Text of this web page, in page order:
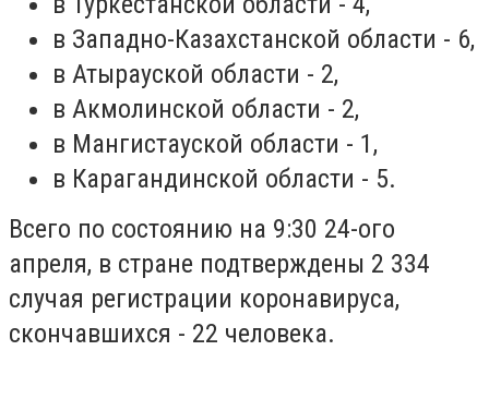
в Западно-Казахстанской области - 6,
в Атырауской области - 2,
в Акмолинской области - 2,
в Мангистауской области - 1,
в Карагандинской области - 5.
Всего по состоянию на 9:30 24-ого
апреля, в стране подтверждены 2 334
случая регистрации коронавируса,
скончавшихся - 22 человека.